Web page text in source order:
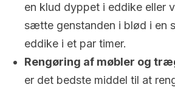
en klud dyppet i eddike eller
sætte genstanden i blød i en
eddike i et par timer.
Rengøring af møbler og
er det bedste middel til at